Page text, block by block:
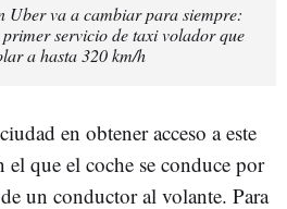
Uber va a cambiar para siempre:
primer servicio de taxi volador que
a hasta 320 km/h
en obtener acceso a este
el que el coche se conduce por
un conductor al volante. Para